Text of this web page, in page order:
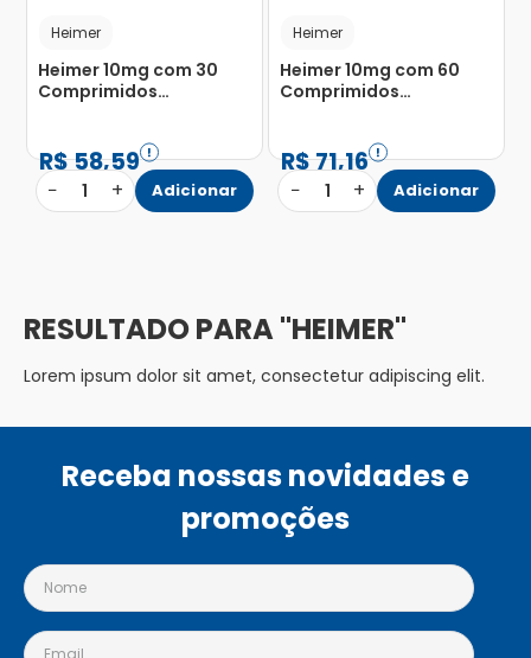
Heimer
Heimer 10mg com 30
Comprimidos
R$58,59
− 1 + Adicionar
Heimer
Heimer 10mg com 60
Comprimidos
R$71,16
− 1 + Adicionar
HEIMER
Lorem ipsum dolor sit amet, consectetur adipiscing elit.
Receba nossas novidades e
promoções